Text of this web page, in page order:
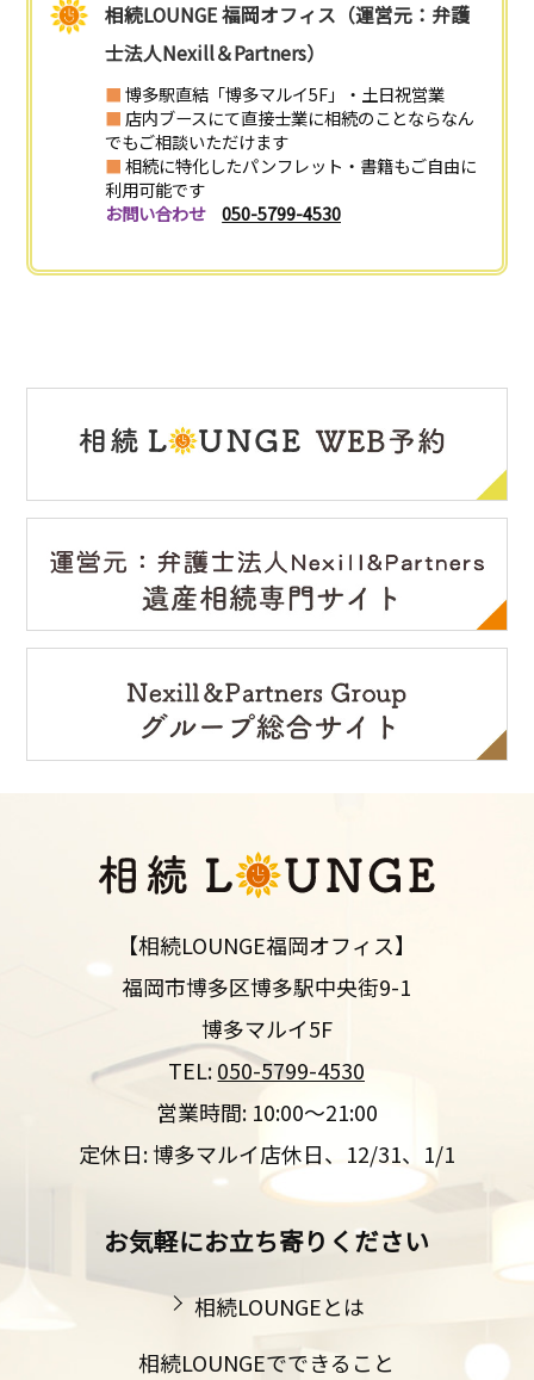
相続LOUNGE 福岡オフィス（運営元：弁護
士法人Nexill＆Partners）
■博多駅直結「博多マルイ5F」・土日祝営業
■ 店内ブースにて直接士業に相続のことならなん
でもご相談いただけます
■相続に特化したパンフレット・書籍もご自由に
利用可能です
お問い合わせ
050-5799-4530
【相続LOUNGE福岡オフィス】
福岡市博多区博多駅中央街9-1
博多マルイ5F
TEL:050-5799-4530
営業時間: 10:00～21:00
定休日: 博多マルイ店休日、12/31、1/1
お気軽にお立ち寄りください
相続LOUNGEとは
相続LOUNGEでできること